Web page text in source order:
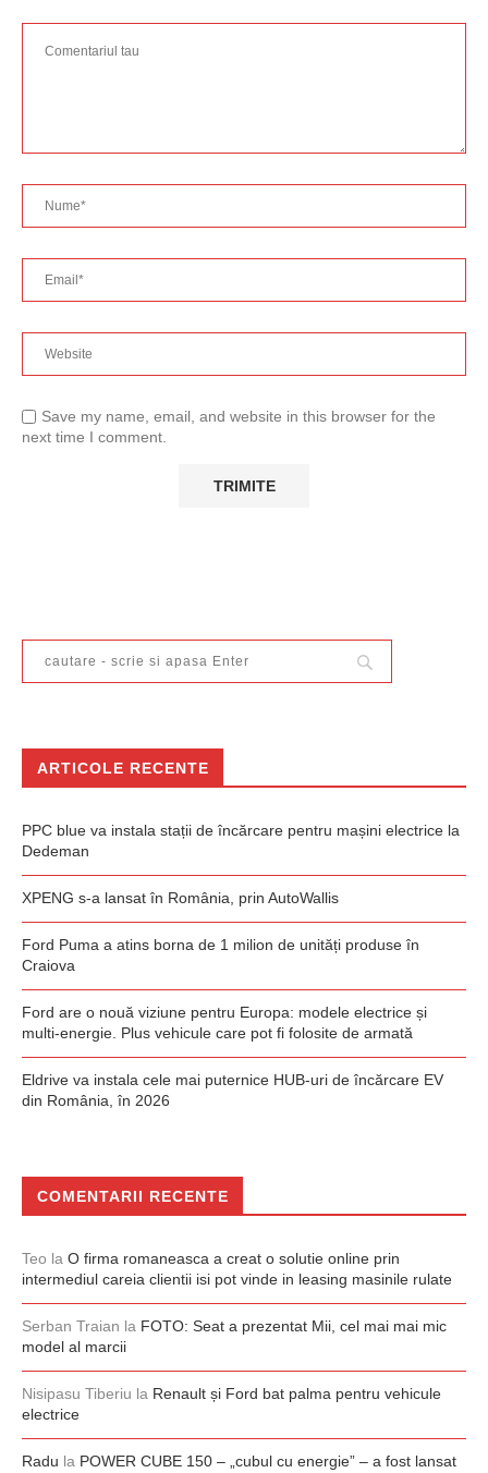
Save my name, email, and website in this browser for the
next time I comment.
ARTICOLE RECENTE
PPC blue va instala stații de încărcare pentru mașini electrice la
Dedeman
XPENG s-a lansat în România, prin AutoWallis
Ford Puma a atins borna de 1 milion de unități produse în
Craiova
Ford are o nouă viziune pentru Europa: modele electrice și
multi-energie. Plus vehicule care pot fi folosite de armată
Eldrive va instala cele mai puternice HUB-uri de încărcare EV
din România, în 2026
COMENTARII RECENTE
Teo la O firma romaneasca a creat o solutie online prin
intermediul careia clientii isi pot vinde in leasing masinile rulate
Serban Traian la FOTO: Seat a prezentat Mii, cel mai mai mic
model al marcii
Nisipasu Tiberiu la Renault și Ford bat palma pentru vehicule
electrice
Radu la POWER CUBE 150 – „cubul cu energie” – a fost lansat